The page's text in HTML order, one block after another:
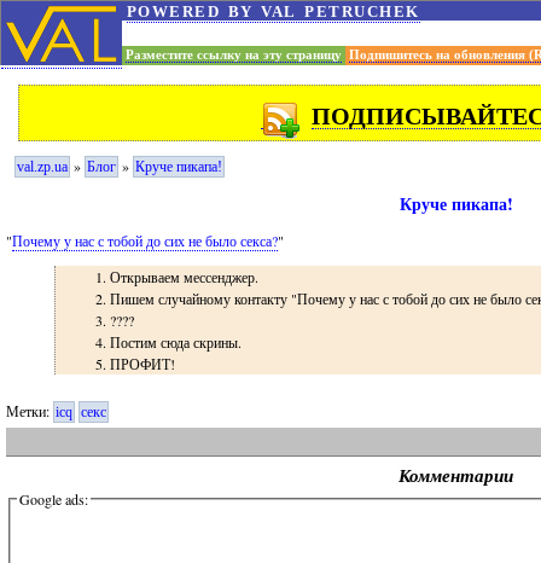
powered by val petruchek
Разместите ссылку на эту страницу Подпишитесь на обновления
val.zp.ua » Блог » Круче пикапа!
Круче пикапа!
"Почему у нас с тобой до сих не было секса?"
Открываем мессенджер.
Пишем случайному контакту "Почему у нас с тобой до сих не было
????
Постим сюда скрины.
ПРОФИТ!
Метки: icq секс
Комментарии
Google ads: